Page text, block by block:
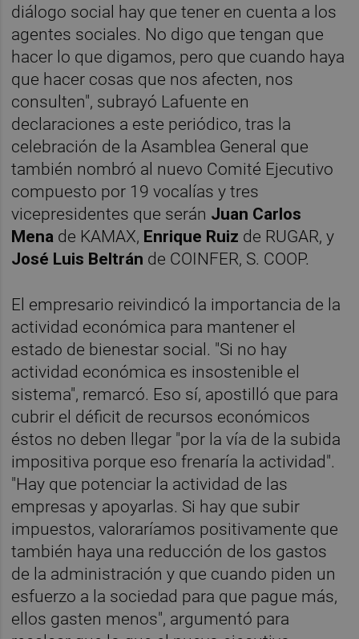
diálogo social hay que tener en cuenta a los
agentes sociales. No digo que tengan que
hacer lo que digamos, pero que cuando haya
que hacer cosas que nos afecten, nos
consulten", subrayó Lafuente en
declaraciones a este periódico, tras la
celebración de la Asamblea General que
también nombró al nuevo Comité Ejecutivo
compuesto por 19 vocalías y tres
vicepresidentes que serán Juan Carlos
Mena de KAMAX, Enrique Ruiz de RUGAR, y
José Luis Beltrán de COINFER, S. COOP.
El empresario reivindicó la importancia de la
actividad económica para mantener el
estado de bienestar social. "Si no hay
actividad económica es insostenible el
sistema", remarcó. Eso sí, apostilló que para
cubrir el déficit de recursos económicos
éstos no deben llegar "por la vía de la subida
impositiva porque eso frenaría la actividad".
"Hay que potenciar la actividad de las
empresas y apoyarlas. Si hay que subir
impuestos, valoraríamos positivamente que
también haya una reducción de los gastos
de la administración y que cuando piden un
esfuerzo a la sociedad para que pague más,
ellos gasten menos", argumentó para